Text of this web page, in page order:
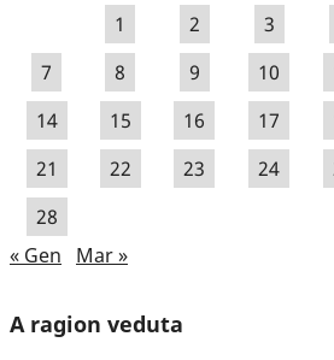
1
2 3
7
8 9 10
14
15 16 17
21
22 23 24
28
« Gen
Mar »
A ragion veduta